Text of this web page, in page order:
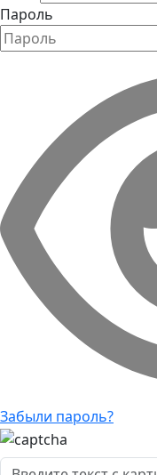
Пароль
Забыли пароль?